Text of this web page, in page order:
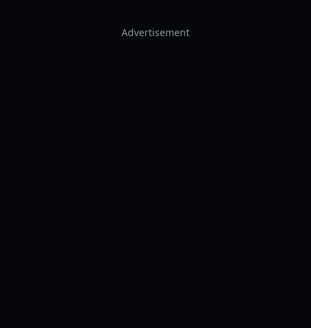
Advertisement